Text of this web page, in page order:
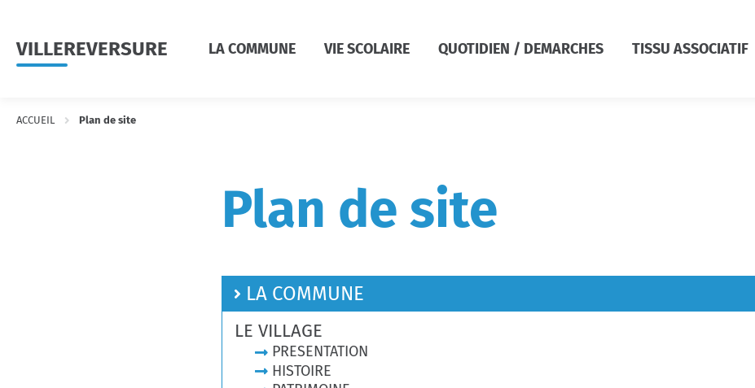
VILLEREVERSURE LA COMMUNE VIE SCOLAIRE QUOTIDIEN / DEMARCHES TISSU ASSOCIATIF
ACCUEIL Plan de site
Plan de site
LA COMMUNE
LE VILLAGE
PRESENTATION
HISTOIRE